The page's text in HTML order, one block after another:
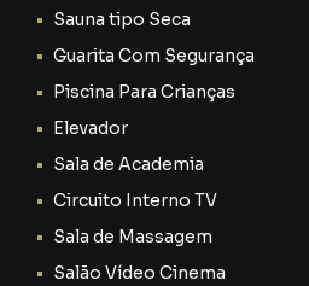
Conheça o Logic Hotel:
O Logic Hotel é um
administração e operação
Aqui, você não precisa se
Sauna tipo Seca
Guarita Com Segurança
Piscina Para Crianças
Elevador
Sala de Academia
Circuito Interno TV
Sala de Massagem
Salão Vídeo Cinema